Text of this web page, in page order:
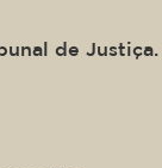
de Justiça.